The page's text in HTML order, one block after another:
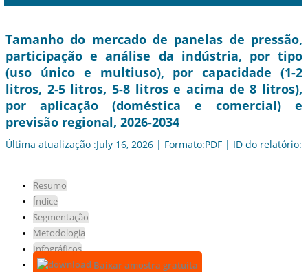
Tamanho do mercado de panelas de pressão,
participação e análise da indústria, por tipo
(uso único e multiuso), por capacidade (1-2
litros, 2-5 litros, 5-8 litros e acima de 8 litros),
por aplicação (doméstica e comercial) e
previsão regional, 2026-2034
Última atualização :July 16, 2026 | Formato:PDF | ID do relatório:
Resumo
Índice
Segmentação
Metodologia
Infográficos
Baixar amostra gratuita